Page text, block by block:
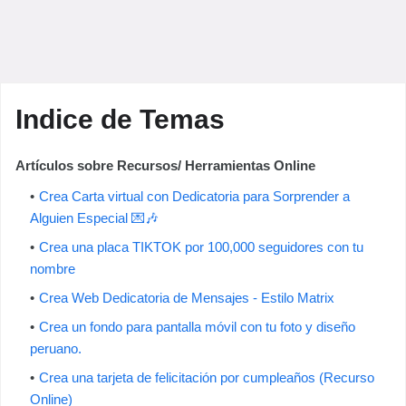
Indice de Temas
Artículos sobre Recursos/ Herramientas Online
Crea Carta virtual con Dedicatoria para Sorprender a
Alguien Especial 💌🎶
Crea una placa TIKTOK por 100,000 seguidores con tu
nombre
Crea Web Dedicatoria de Mensajes - Estilo Matrix
Crea un fondo para pantalla móvil con tu foto y diseño
peruano.
Crea una tarjeta de felicitación por cumpleaños (Recurso
Online)